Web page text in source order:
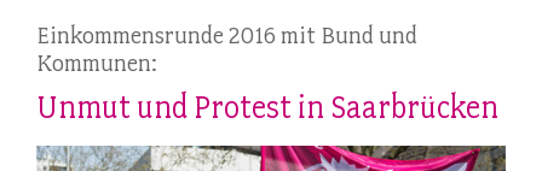
Einkommensrunde 2016 mit Bund und
Kommunen:
Unmut und Protest in Saarbrücken